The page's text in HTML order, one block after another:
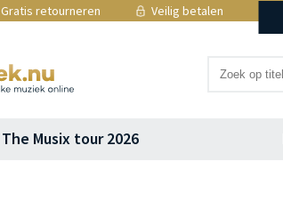
Gratis retourneren Veilig betalen
The Musix tour 2026